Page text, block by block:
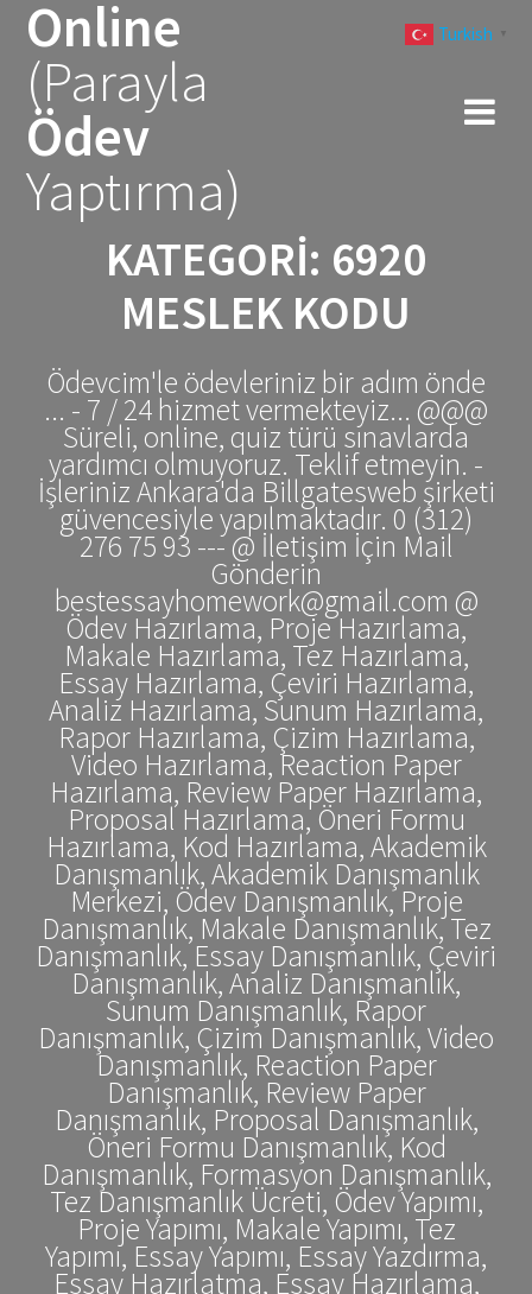
Online
(Parayla
Ödev
Yaptırma)
KATEGORI: 6920
MESLEK KODU
Ödevcim'le ödevleriniz bir adım önde
... - 7 / 24 hizmet vermekteyiz... @@@
Süreli, online, quiz türü sınavlarda
yardımcı olmuyoruz. Teklif etmeyin. -
İşleriniz Ankara'da Billgatesweb şirketi
güvencesiyle yapılmaktadır. 0 (312)
276 75 93 --- @ İletişim İçin Mail
Gönderin
bestessayhomework@gmail.com @
Ödev Hazırlama, Proje Hazırlama,
Makale Hazırlama, Tez Hazırlama,
Essay Hazırlama, Çeviri Hazırlama,
Analiz Hazırlama, Sunum Hazırlama,
Rapor Hazırlama, Çizim Hazırlama,
Video Hazırlama, Reaction Paper
Hazırlama, Review Paper Hazırlama,
Proposal Hazırlama, Öneri Formu
Hazırlama, Kod Hazırlama, Akademik
Danışmanlık, Akademik Danışmanlık
Merkezi, Ödev Danışmanlık, Proje
Danışmanlık, Makale Danışmanlık, Tez
Danışmanlık, Essay Danışmanlık, Çeviri
Danışmanlık, Analiz Danışmanlık,
Sunum Danışmanlık, Rapor
Danışmanlık, Çizim Danışmanlık, Video
Danışmanlık, Reaction Paper
Danışmanlık, Review Paper
Danışmanlık, Proposal Danışmanlık,
Öneri Formu Danışmanlık, Kod
Danışmanlık, Formasyon Danışmanlık,
Tez Danışmanlık Ücreti, Ödev Yapımı,
Proje Yapımı, Makale Yapımı, Tez
Yapımı, Essay Yapımı, Essay Yazdırma,
Essay Hazırlatma, Essay Hazırlama,
Turkish ▼